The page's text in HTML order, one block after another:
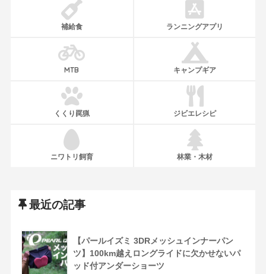
補給食 ランニングアプリ
MTB キャンプギア
くくり罠猟 ジビエレシピ
ニワトリ飼育 林業・木材
最近の記事
【パールイズミ 3DRメッシュインナーパン
ツ】100km越えロングライドに欠かせないパ
ッド付アンダーショーツ